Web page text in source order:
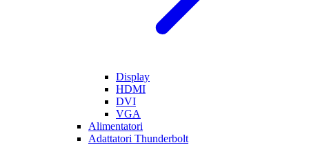
Display
HDMI
DVI
VGA
Alimentatori
Adattatori Thunderbolt